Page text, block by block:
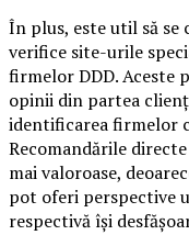
În plus, este util să se
verifice site-urile
firmelor DDD. Aceste
opinii din partea
identificarea firmelor
Recomandările
mai valoroase,
pot oferi perspective
respectivă își